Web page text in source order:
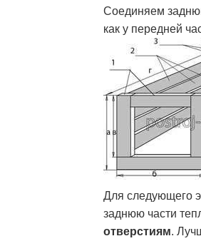
Соединяем
как у передней
Для следующего
заднюю части
отверстиям.